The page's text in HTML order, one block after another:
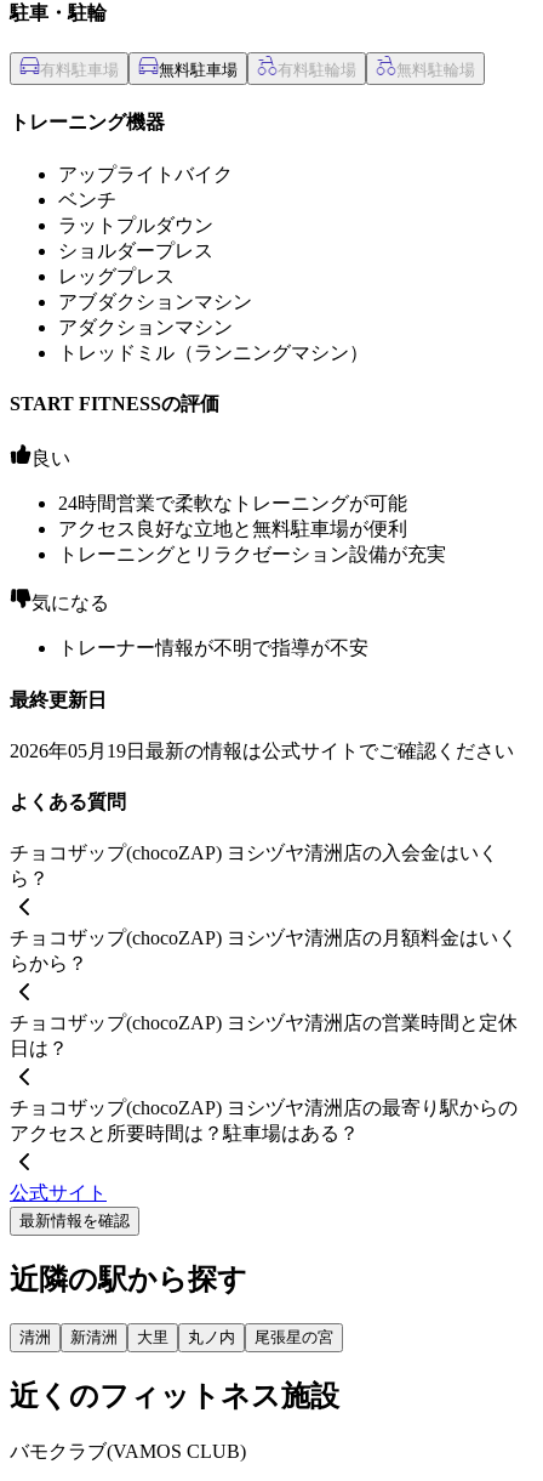
駐車・駐輪
無料駐車場
トレーニング機器
アップライトバイク
ベンチ
ラットプルダウン
ショルダープレス
レッグプレス
アブダクションマシン
アダクションマシン
トレッドミル（ランニングマシン）
START FITNESSの評価
良い
24時間営業で柔軟なトレーニングが可能
アクセス良好な立地と無料駐車場が便利
トレーニングとリラクゼーション設備が充実
気になる
トレーナー情報が不明で指導が不安
最終更新日
2026年05月19日 最新の情報は公式サイトでご確認ください
よくある質問
チョコザップ(chocoZAP) ヨシヅヤ清洲店の入会金はいく
ら？
チョコザップ(chocoZAP) ヨシヅヤ清洲店の月額料金はいく
らから？
チョコザップ(chocoZAP) ヨシヅヤ清洲店の営業時間と定休
日は？
チョコザップ(chocoZAP) ヨシヅヤ清洲店の最寄り駅からの
アクセスと所要時間は？駐車場はある？
公式サイト
最新情報を確認
近隣の駅から探す
清洲 新清洲 大里 丸ノ内 尾張星の宮
近くのフィットネス施設
バモクラブ(VAMOS CLUB)